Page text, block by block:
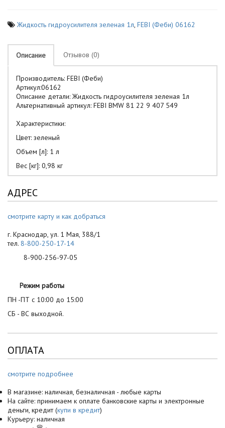
Жидкость гидроусилителя зеленая 1л, FEBI (Феби) 06162
Описание Отзывов (0)
Производитель: FEBI (Феби)
Артикул:06162
Описание детали: Жидкость гидроусилителя зеленая 1л
Альтернативный артикул: FEBI BMW 81 22 9 407 549
Характеристики:
Цвет: зеленый
Объем [л]: 1 л
Вес [кг]: 0,98 кг
АДРЕС
смотрите карту и как добраться
г. Краснодар, ул. 1 Мая, 388/1
тел. 8-800-250-17-14
8-900-256-97-05
Режим работы
ПН -ПТ с 10:00 до 15:00
СБ - ВС выходной.
ОПЛАТА
смотрите подробнее
В магазине: наличная, безналичная - любые карты
На сайте: принимаем к оплате банковские карты и электронные
деньги, кредит (купи в кредит)
Курьеру: наличная